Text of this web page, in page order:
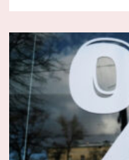
Путин
и
Костин
кредитование
крупных
проектов